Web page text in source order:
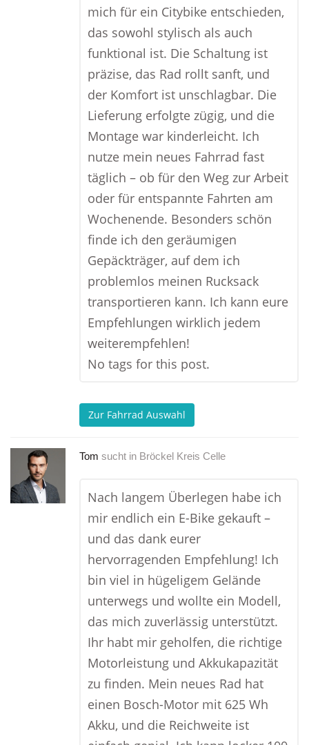
mich für ein Citybike entschieden,
das sowohl stylisch als auch
funktional ist. Die Schaltung ist
präzise, das Rad rollt sanft, und
der Komfort ist unschlagbar. Die
Lieferung erfolgte zügig, und die
Montage war kinderleicht. Ich
nutze mein neues Fahrrad fast
täglich – ob für den Weg zur Arbeit
oder für entspannte Fahrten am
Wochenende. Besonders schön
finde ich den geräumigen
Gepäckträger, auf dem ich
problemlos meinen Rucksack
transportieren kann. Ich kann eure
Empfehlungen wirklich jedem
weiterempfehlen!
No tags for this post.
Zur Fahrrad Auswahl
Tom sucht in Bröckel Kreis Celle
Nach langem Überlegen habe ich
mir endlich ein E-Bike gekauft –
und das dank eurer
hervorragenden Empfehlung! Ich
bin viel in hügeligem Gelände
unterwegs und wollte ein Modell,
das mich zuverlässig unterstützt.
Ihr habt mir geholfen, die richtige
Motorleistung und Akkukapazität
zu finden. Mein neues Rad hat
einen Bosch-Motor mit 625 Wh
Akku, und die Reichweite ist